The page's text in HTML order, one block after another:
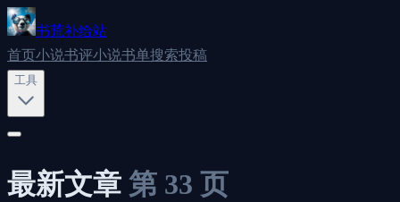
书荒补给站
首页小说书评小说书单搜索投稿
工具
最新文章 第 33 页